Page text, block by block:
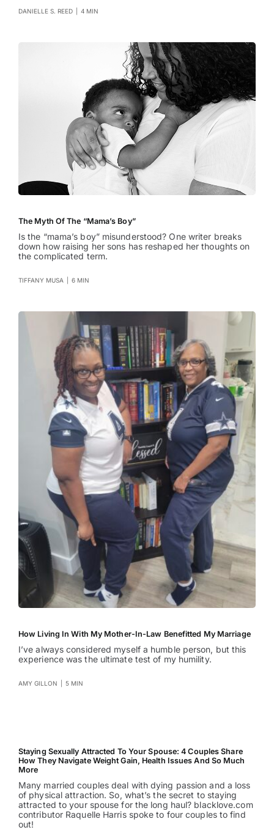
DANIELLE S. REED 4 MIN
The Myth Of The “Mama’s Boy”
Is the “mama’s boy” misunderstood? One writer breaks
down how raising her sons has reshaped her thoughts on
the complicated term.
TIFFANY MUSA 6 MIN
How Living In With My Mother-In-Law Benefitted My Marriage
I’ve always considered myself a humble person, but this
experience was the ultimate test of my humility.
AMY GILLON 5 MIN
Staying Sexually Attracted To Your Spouse: 4 Couples Share
How They Navigate Weight Gain, Health Issues And So Much
More
Many married couples deal with dying passion and a loss
of physical attraction. So, what’s the secret to staying
attracted to your spouse for the long haul? blacklove.com
contributor Raquelle Harris spoke to four couples to find
out!